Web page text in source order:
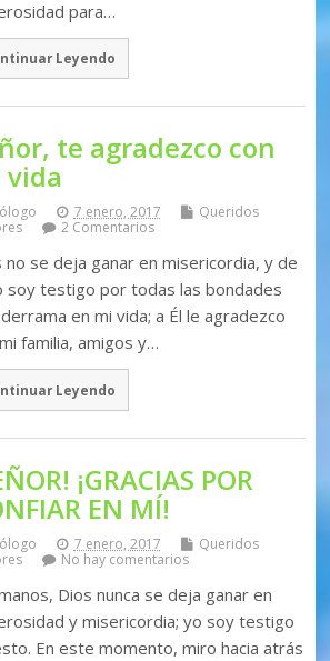
para…
Leyendo
te agradezco con
vida
7 enero, 2017
Queridos
2 Comentarios
no se deja ganar en misericordia, y de
soy testigo por todas las bondades
en mi vida; a Él le agradezco
familia, amigos y…
Leyendo
¡GRACIAS POR
EN MÍ!
7 enero, 2017
Queridos
No hay comentarios
Dios nunca se deja ganar en
y misericordia; yo soy testigo
En este momento, miro hacia atrás